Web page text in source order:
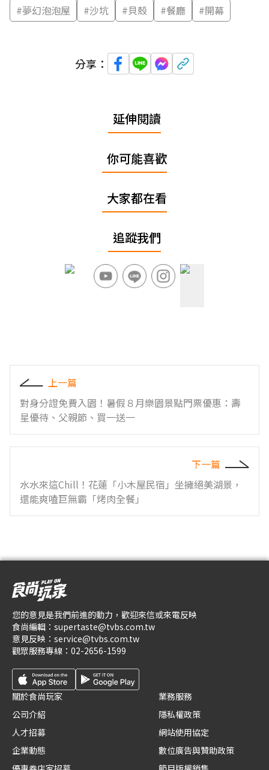
#夢幻泡泡屋 #沙坑 #貝殼 #餐廳 #開幕
分享：
延伸閱讀
你可能喜歡
大家都在看
追蹤我們
上一篇
對身分證免費入園！暑假８月樂園景點門票優惠：壽
星優待、父親節、買一送一
下一篇
水水來這Chill！花蓮「小木屋民宿」坐擁絕美湖景，
還能爽嗑巨無霸「烤肉全餐」
您的意見是我們前進的動力，歡迎來信或來電反映
食尚編輯： supertaste@tvbs.com.tw
意見反映： service@tvbs.com.tw
觀眾服務專線： 02-2656-1599
關於食尚玩家
公司介紹
人才招募
企業動態
業務服務
隱私權政策
網站使用協定
數位廣告與贊助政策